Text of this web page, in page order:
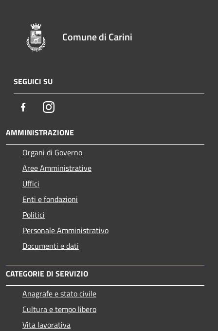
Comune di Carini
SEGUICI SU
FacebookInstagram
AMMINISTRAZIONE
Organi di Governo
Aree Amministrative
Uffici
Enti e fondazioni
Politici
Personale Amministrativo
Documenti e dati
CATEGORIE DI SERVIZIO
Anagrafe e stato civile
Cultura e tempo libero
Vita lavorativa